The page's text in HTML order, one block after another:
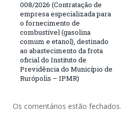
008/2026 (Contratação de
empresa especializada para
o fornecimento de
combustível (gasolina
comum e etanol), destinado
ao abastecimento da frota
oficial do Instituto de
Previdência do Município de
Rurópolis – IPMR)
Os comentários estão fechados.